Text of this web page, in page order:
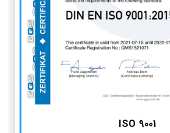
ISO 9001